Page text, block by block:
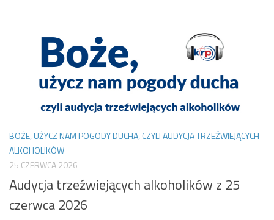
BOŻE, UŻYCZ NAM POGODY DUCHA, CZYLI AUDYCJA TRZEŹWIEJĄCYCH
ALKOHOLIKÓW
25 CZERWCA 2026
Audycja trzeźwiejących alkoholików z 25
czerwca 2026